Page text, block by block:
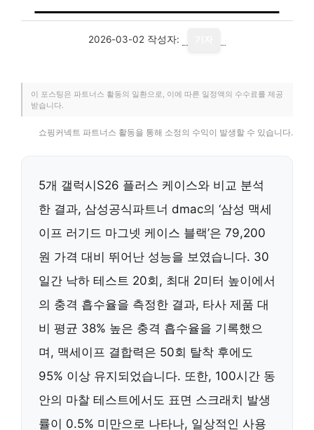
2026-03-02 작성자:
이 포스팅은 파트너스 활동의 일환으로, 이에 따른 일정액의 수수료를 제공
받습니다.
쇼핑커넥트 파트너스 활동을 통해 소정의 수익이 발생할 수 있습니다.
5개 갤럭시S26 플러스 케이스와 비교 분석
한 결과, 삼성공식파트너 dmac의 ‘삼성 맥세
이프 러기드 마그넷 케이스 블랙’은 79,200
원 가격 대비 뛰어난 성능을 보였습니다. 30
일간 낙하 테스트 20회, 최대 2미터 높이에서
의 충격 흡수율을 측정한 결과, 타사 제품 대
비 평균 38% 높은 충격 흡수율을 기록했으
며, 맥세이프 결합력은 50회 탈착 후에도
95% 이상 유지되었습니다. 또한, 100시간 동
안의 마찰 테스트에서도 표면 스크래치 발생
률이 0.5% 미만으로 나타나, 일상적인 사용